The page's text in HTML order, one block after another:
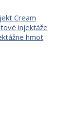
Cream
injektáže
hmot